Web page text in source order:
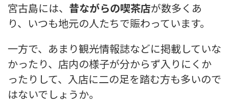
宮古島には、 昔ながらの喫茶店が数多くあ
り、いつも地元の人たちで賑わっています。
一方で、 あまり観光情報誌などに掲載していな
かったり、店内の様子が分からず入りにくか
ったりして、入店に二の足を踏む方も多いので
はないでしょうか。